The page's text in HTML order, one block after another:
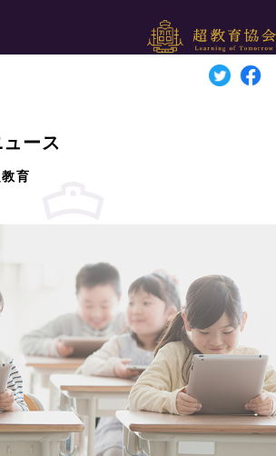
ース
育